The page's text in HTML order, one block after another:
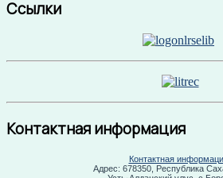
Ссылки
Контактная информация
Контактная
Адрес: 678350, Республика